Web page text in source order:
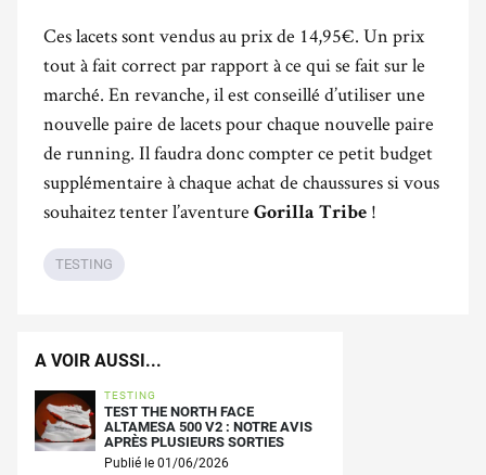
Ces lacets sont vendus au prix de 14,95€. Un prix
tout à fait correct par rapport à ce qui se fait sur le
marché. En revanche, il est conseillé d’utiliser une
nouvelle paire de lacets pour chaque nouvelle paire
de running. Il faudra donc compter ce petit budget
supplémentaire à chaque achat de chaussures si vous
souhaitez tenter l’aventure Gorilla Tribe !
TESTING
A VOIR AUSSI...
TESTING
TEST THE NORTH FACE
ALTAMESA 500 V2 : NOTRE AVIS
APRÈS PLUSIEURS SORTIES
Publié le 01/06/2026